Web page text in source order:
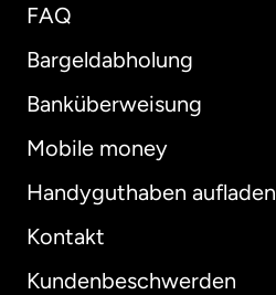
FAQ
Bargeldabholung
Banküberweisung
Mobile money
Handyguthaben aufladen
Kontakt
Kundenbeschwerden